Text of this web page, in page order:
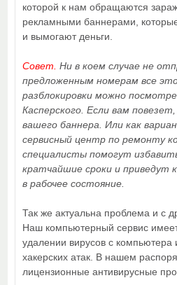
которой к нам обращаются
рекламными баннерами,
и вымогают деньги.
Совет. Ни в коем случае не
предложенным номерам все
разблокировки можно
Касперского. Если вам
вашего баннера. Или как
сервисный центр по ремонту
специалисты помогут
кратчайшие сроки и приведут
в рабочее состояние.
Так же актуальна проблема и с
Наш компьютерный сервис
удалении вирусов с
хакерских атак. В нашем
лицензионные антивирусные